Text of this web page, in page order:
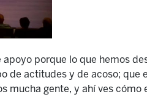
porque lo que hemos
de actitudes y de acoso; que
mucha gente, y ahí ves cómo